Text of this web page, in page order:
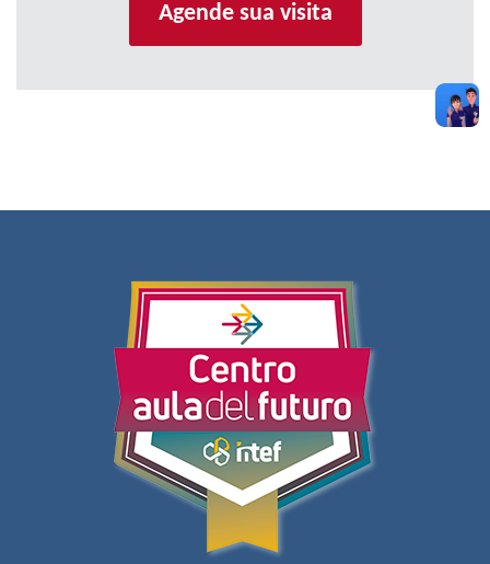
Agende sua visita